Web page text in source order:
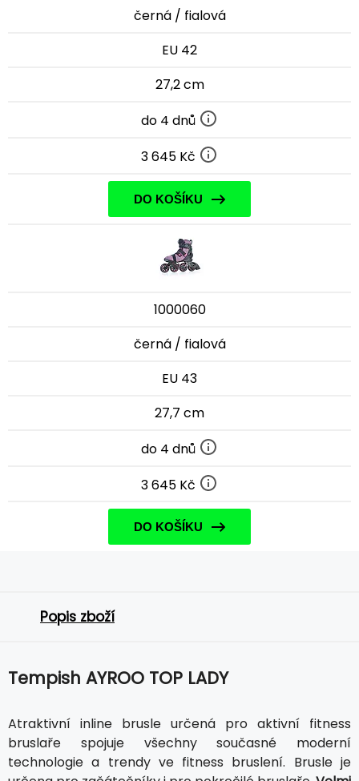
černá / fialová
EU 42
27,2 cm
do 4 dnů
3 645 Kč
DO KOŠÍKU
1000060
černá / fialová
EU 43
27,7 cm
do 4 dnů
3 645 Kč
DO KOŠÍKU
Popis zboží
Tempish AYROO TOP LADY
Atraktivní inline brusle určená pro aktivní fitness
bruslaře spojuje všechny současné moderní
technologie a trendy ve fitness bruslení. Brusle je